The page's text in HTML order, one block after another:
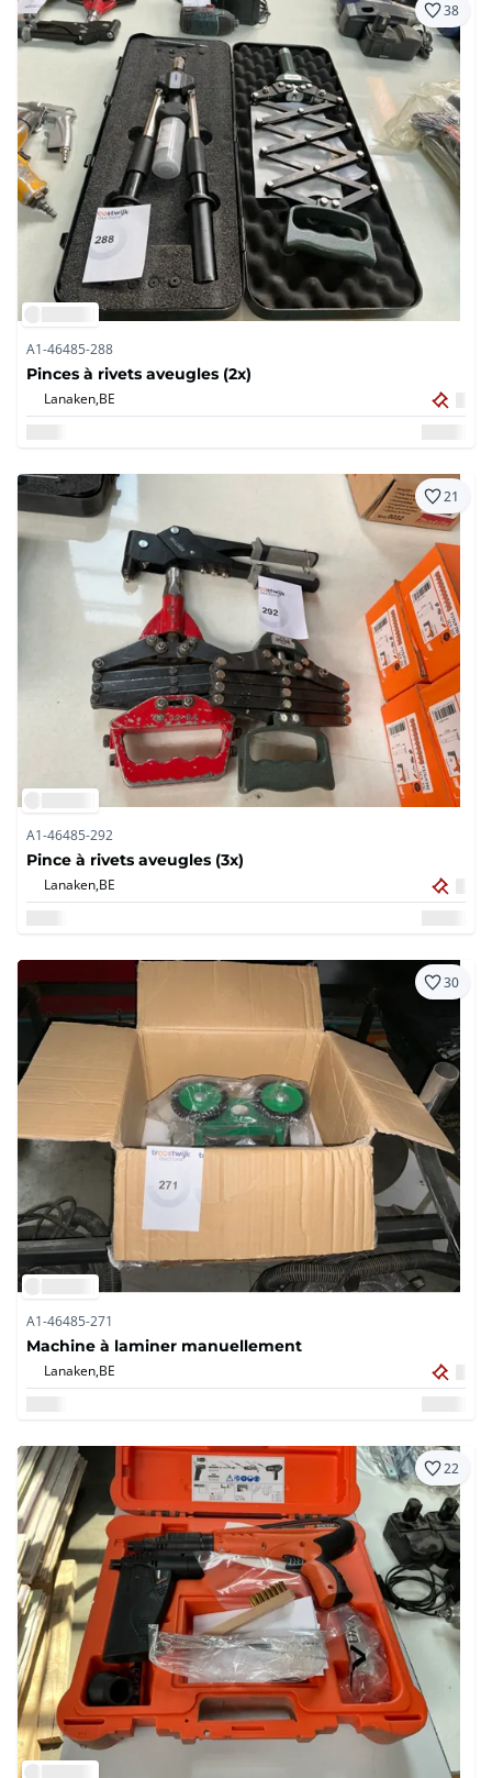
38
A1-46485-288
Pinces à rivets aveugles (2x)
Lanaken,BE
21
A1-46485-292
Pince à rivets aveugles (3x)
Lanaken,BE
30
A1-46485-271
Machine à laminer manuellement
Lanaken,BE
22